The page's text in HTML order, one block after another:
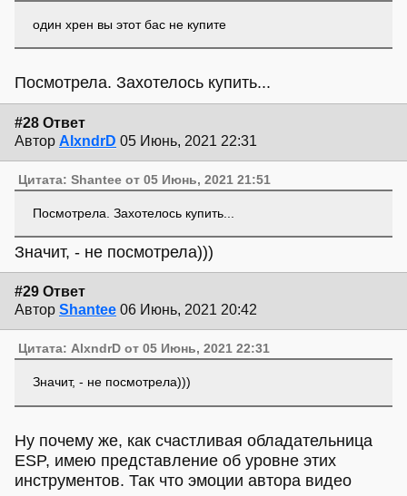
один хрен вы этот бас не купите
Посмотрела. Захотелось купить...
#28 Ответ
Автор AlxndrD 05 Июнь, 2021 22:31
Цитата: Shantee от 05 Июнь, 2021 21:51
Посмотрела. Захотелось купить...
Значит, - не посмотрела)))
#29 Ответ
Автор Shantee 06 Июнь, 2021 20:42
Цитата: AlxndrD от 05 Июнь, 2021 22:31
Значит, - не посмотрела)))
Ну почему же, как счастливая обладательница
ESP, имею представление об уровне этих
инструментов. Так что эмоции автора видео